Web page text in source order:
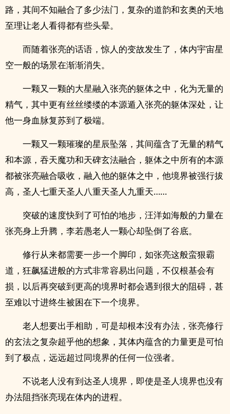
路，其间不知融合了多少法门，复杂的道韵和玄奥的天地
至理让老人看得都有些头晕。
而随着张亮的话语，惊人的变故发生了，体内宇宙星
空一般的场景在渐渐消失。
一颗又一颗的大星融入张亮的躯体之中，化为无量的
精气，其中更有丝丝缕缕的本源遁入张亮的躯体深处，让
他一身血脉复苏到了极端。
一颗又一颗璀璨的星辰坠落，其间蕴含了无量的精气
和本源，吞天魔功和天碑玄法融合，躯体之中所有的本源
都被张亮融合吸收，融入他的躯体之中，他境界被强行拔
高，圣人七重天圣人八重天圣人九重天……
突破的速度快到了可怕的地步，汪洋如海般的力量在
张亮身上升腾，李若愚老人一颗心却坠倒了谷底。
修行从来都需要一步一个脚印，如张亮这般蛮狠霸
道，狂飙猛进般的方式非常容易出问题，不仅根基会有
损，以后再突破到更高的境界时都会遇到很大的阻碍，甚
至难以寸进终生被困在下一个境界。
老人想要出手相助，可是却根本没有办法，张亮修行
的玄法之复杂超乎他的想象，其体内蕴含的力量更是可怕
到了极点，远远超过同境界的任何一位强者。
不说老人没有到达圣人境界，即使是圣人境界也没有
办法阻挡张亮现在体内的进程。